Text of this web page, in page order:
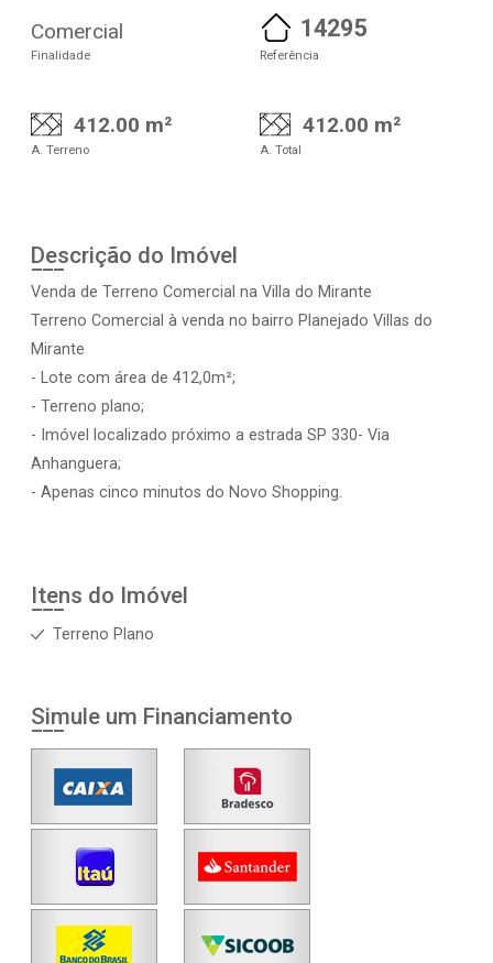
Comercial
Finalidade
14295
Referência
412.00 m²
A. Terreno
412.00 m²
A. Total
Descrição do Imóvel
Venda de Terreno Comercial na Villa do Mirante
Terreno Comercial à venda no bairro Planejado Villas do
Mirante
- Lote com área de 412,0m²;
- Terreno plano;
- Imóvel localizado próximo a estrada SP 330- Via
Anhanguera;
- Apenas cinco minutos do Novo Shopping.
Itens do Imóvel
Terreno Plano
Simule um Financiamento